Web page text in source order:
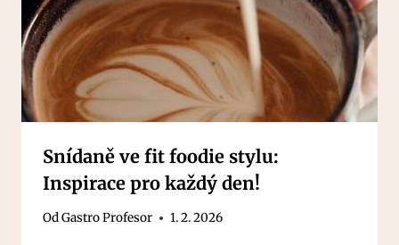
Snídaně ve fit foodie stylu:
Inspirace pro každý den!
OdGastro Profesor 1. 2. 2026